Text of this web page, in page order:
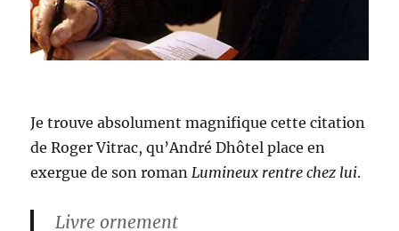
Je trouve absolument magnifique cette citation
de Roger Vitrac, qu’André Dhôtel place en
exergue de son romanLumineux rentre chez lui.
Livre ornement